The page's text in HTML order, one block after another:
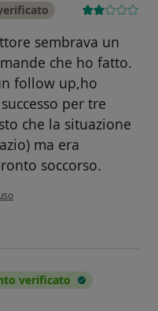
sembrava un
che ho fatto.
follow up,ho
per tre
che la situazione
ma era
soccorso.
dell'utente Nina
verificato